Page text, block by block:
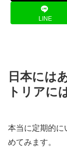
LINE
日本には
トリアに
本当に定期的に
めてみます。